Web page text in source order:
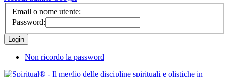
Email o nome utente:
Password:
Non ricordo la password